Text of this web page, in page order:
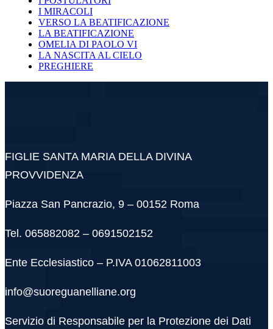
I MIRACOLI
VERSO LA BEATIFICAZIONE
LA BEATIFICAZIONE
OMELIA DI PAOLO VI
LA NASCITA AL CIELO
PREGHIERE
FIGLIE SANTA MARIA DELLA DIVINA
PROVVIDENZA
Piazza San Pancrazio, 9 – 00152 Roma
Tel. 065882082 – 0691502152
Ente Ecclesiastico – P.IVA 01062811003
info@suoreguanelliane.org
Servizio di Responsabile per la Protezione dei Dati